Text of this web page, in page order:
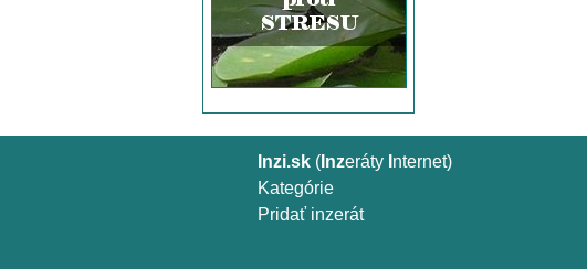
Inzi.sk(Inzeráty nternet)
Kategórie
Pridať inzerát